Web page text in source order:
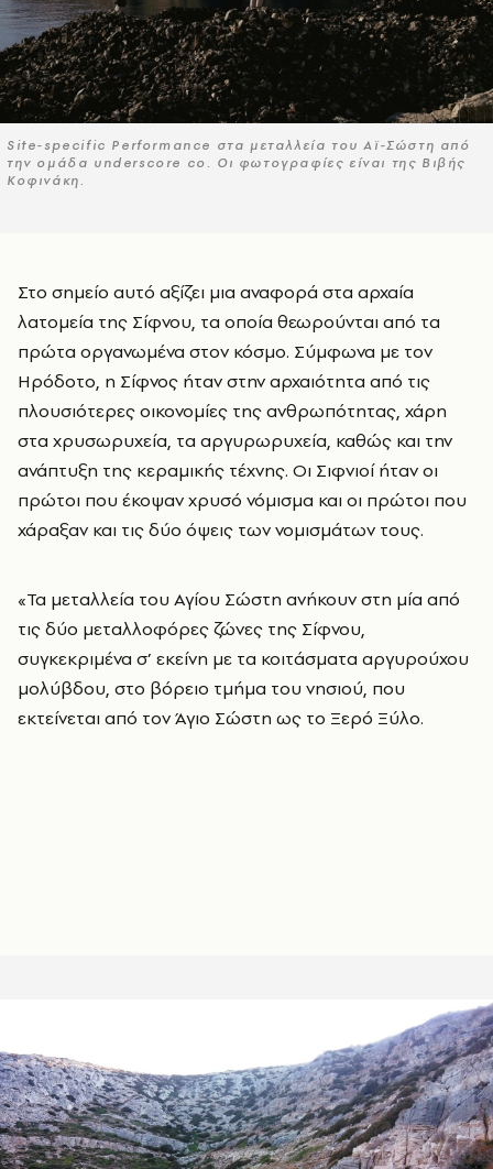
Site-specific Performance στα μεταλλεία του Αϊ-Σώστη από
την ομάδα underscore co. Oι φωτογραφίες είναι της Βιβής
Κοφινάκη.
Στο σημείο αυτό αξίζει μια αναφορά στα αρχαία
λατομεία της Σίφνου, τα οποία θεωρούνται από τα
πρώτα οργανωμένα στον κόσμο. Σύμφωνα με τον
Ηρόδοτο, η Σίφνος ήταν στην αρχαιότητα από τις
πλουσιότερες οικονομίες της ανθρωπότητας, χάρη
στα χρυσωρυχεία, τα αργυρωρυχεία, καθώς και την
ανάπτυξη της κεραμικής τέχνης. Οι Σιφνιοί ήταν οι
πρώτοι που έκοψαν χρυσό νόμισμα και οι πρώτοι που
χάραξαν και τις δύο όψεις των νομισμάτων τους.
«Τα μεταλλεία του Αγίου Σώστη ανήκουν στη μία από
τις δύο μεταλλοφόρες ζώνες της Σίφνου,
συγκεκριμένα σ’ εκείνη με τα κοιτάσματα αργυρούχου
μολύβδου, στο βόρειο τμήμα του νησιού, που
εκτείνεται από τον Άγιο Σώστη ως το Ξερό Ξύλο.